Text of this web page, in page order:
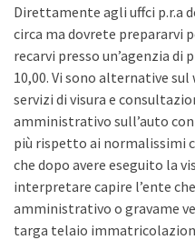
Direttamente agli uffci p.r.a
circa ma dovrete prepararvi
recarvi presso un’agenzia di
10,00. Vi sono alternative
servizi di visura e
amministrativo sull’auto
più rispetto ai normalissimi
che dopo avere eseguito la
interpretare capire l’ente
amministrativo o gravame
targa telaio